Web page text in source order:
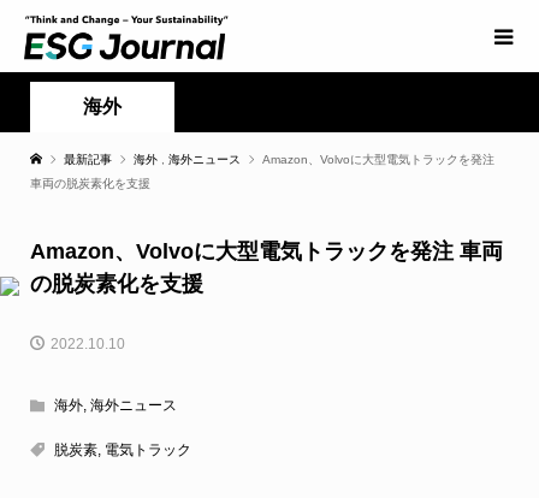
海外
最新記事 海外 海外ニュース
Amazon、Volvoに大型電気トラックを発注
車両の脱炭素化を支援
Amazon、Volvoに大型電気トラックを発注 車両
の脱炭素化を支援
2022.10.10
海外, 海外ニュース
脱炭素, 電気トラック